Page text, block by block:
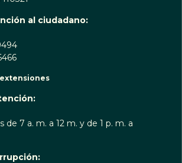
al ciudadano:
de 7 a. m. a 12 m. y de 1 p. m. a